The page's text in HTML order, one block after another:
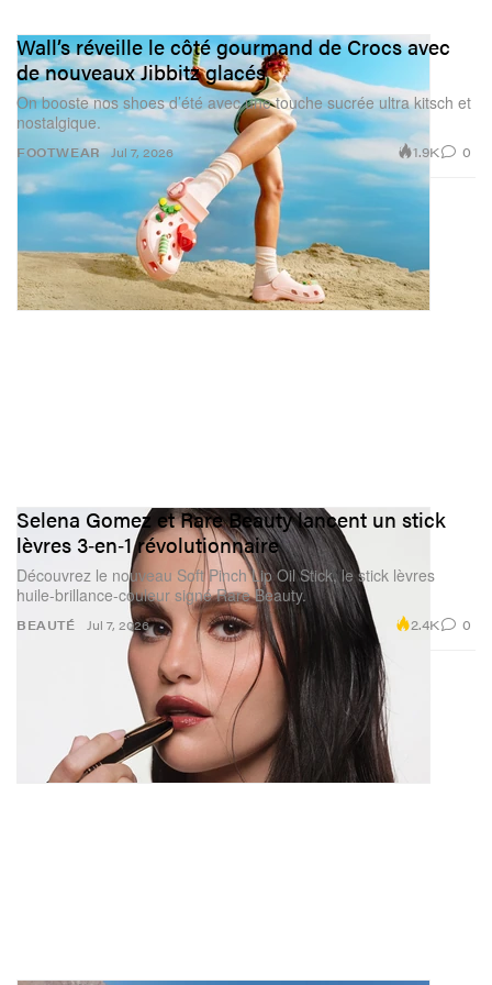
FOOTWEAR
Wall’s réveille le côté gourmand de Crocs avec
de nouveaux Jibbitz glacés
On booste nos shoes d’été avec une touche sucrée ultra kitsch et
nostalgique.
Jul 7, 2026 1.9K 0
BEAUTÉ
Selena Gomez et Rare Beauty lancent un stick
lèvres 3‑en‑1 révolutionnaire
Découvrez le nouveau Soft Pinch Lip Oil Stick, le stick lèvres
huile-brillance-couleur signé Rare Beauty.
Jul 7, 2026 2.4K 0